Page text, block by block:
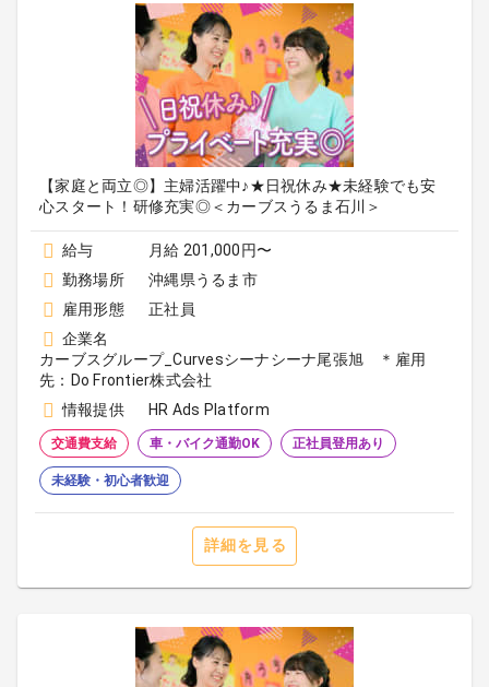
【家庭と両立◎】主婦活躍中♪★日祝休み★未経験でも安
心スタート！研修充実◎＜カーブスうるま石川＞
給与
月給 201,000円〜
勤務場所
沖縄県うるま市
雇用形態
正社員
企業名
カーブスグループ_Curvesシーナシーナ尾張旭 ＊雇用
先：Do Frontier株式会社
情報提供
HR Ads Platform
交通費支給 車・バイク通勤OK 正社員登用あり
未経験・初心者歓迎
詳細を見る